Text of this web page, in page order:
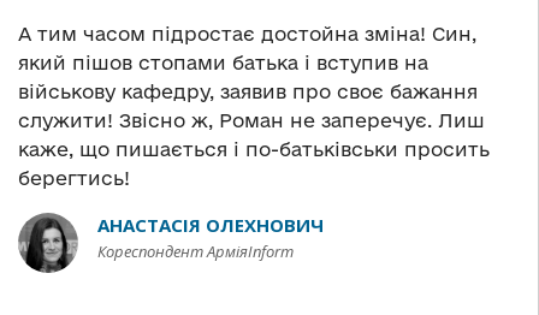
А тим часом підростає достойна зміна! Син,
який пішов стопами батька і вступив на
військову кафедру, заявив про своє бажання
служити! Звісно ж, Роман не заперечує. Лиш
каже, що пишається і по-батьківськи просить
берегтись!
АНАСТАСІЯ ОЛЕХНОВИЧ
Кореспондент АрміяInform